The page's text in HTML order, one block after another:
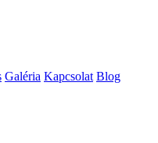
Galéria Kapcsolat Blog